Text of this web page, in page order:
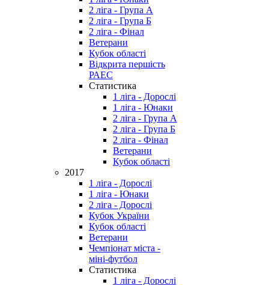
2 ліга - Група А
2 ліга - Група Б
2 ліга - Фінал
Ветерани
Кубок області
Відкрита першість
РАЕС
Статистика
1 ліга - Дорослі
1 ліга - Юнаки
2 ліга - Група А
2 ліга - Група Б
2 ліга - Фінал
Ветерани
Кубок області
2017
1 ліга - Дорослі
1 ліга - Юнаки
2 ліга - Дорослі
Кубок України
Кубок області
Ветерани
Чемпіонат міста -
міні-футбол
Статистика
1 ліга - Дорослі